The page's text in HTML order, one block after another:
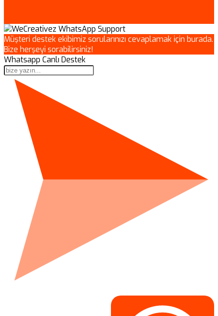
Müşteri destek ekibimiz sorularınızı cevaplamak için burada.
Bize herşeyi sorabilirsiniz!
Whatsapp Canlı Destek